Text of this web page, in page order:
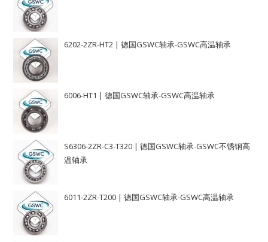
6202-2ZR-HT2 | 德国GSWC轴承-GSWC高温轴承
6006-HT1 | 德国GSWC轴承-GSWC高温轴承
S6306-2ZR-C3-T320 | 德国GSWC轴承-GSWC不锈钢高
温轴承
6011-2ZR-T200 | 德国GSWC轴承-GSWC高温轴承